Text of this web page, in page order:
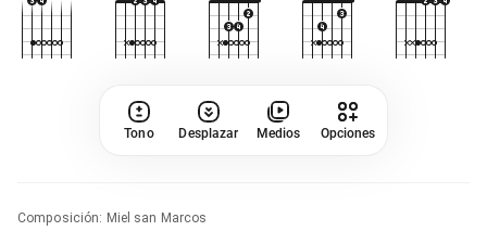
Tono Desplazar Medios Opciones
Composición: Miel san Marcos